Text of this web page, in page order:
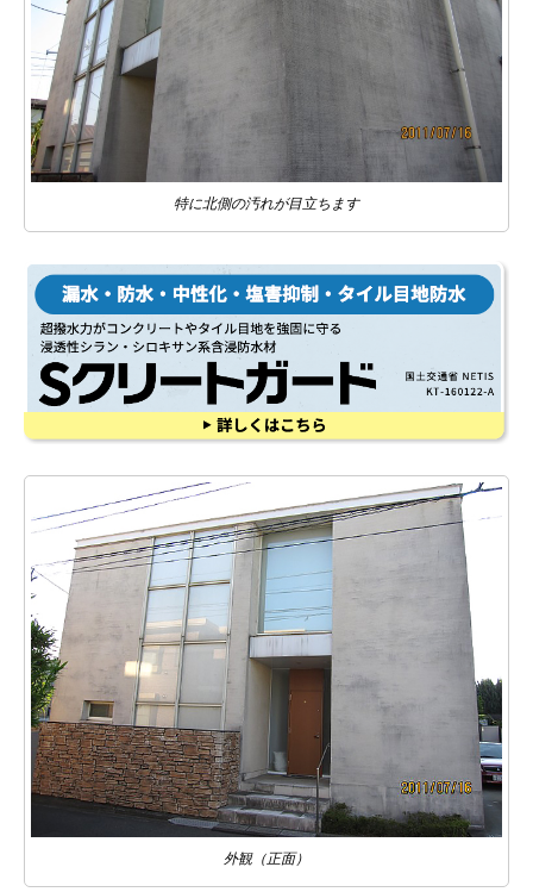
特に北側の汚れが目立ちます
外観（正面）